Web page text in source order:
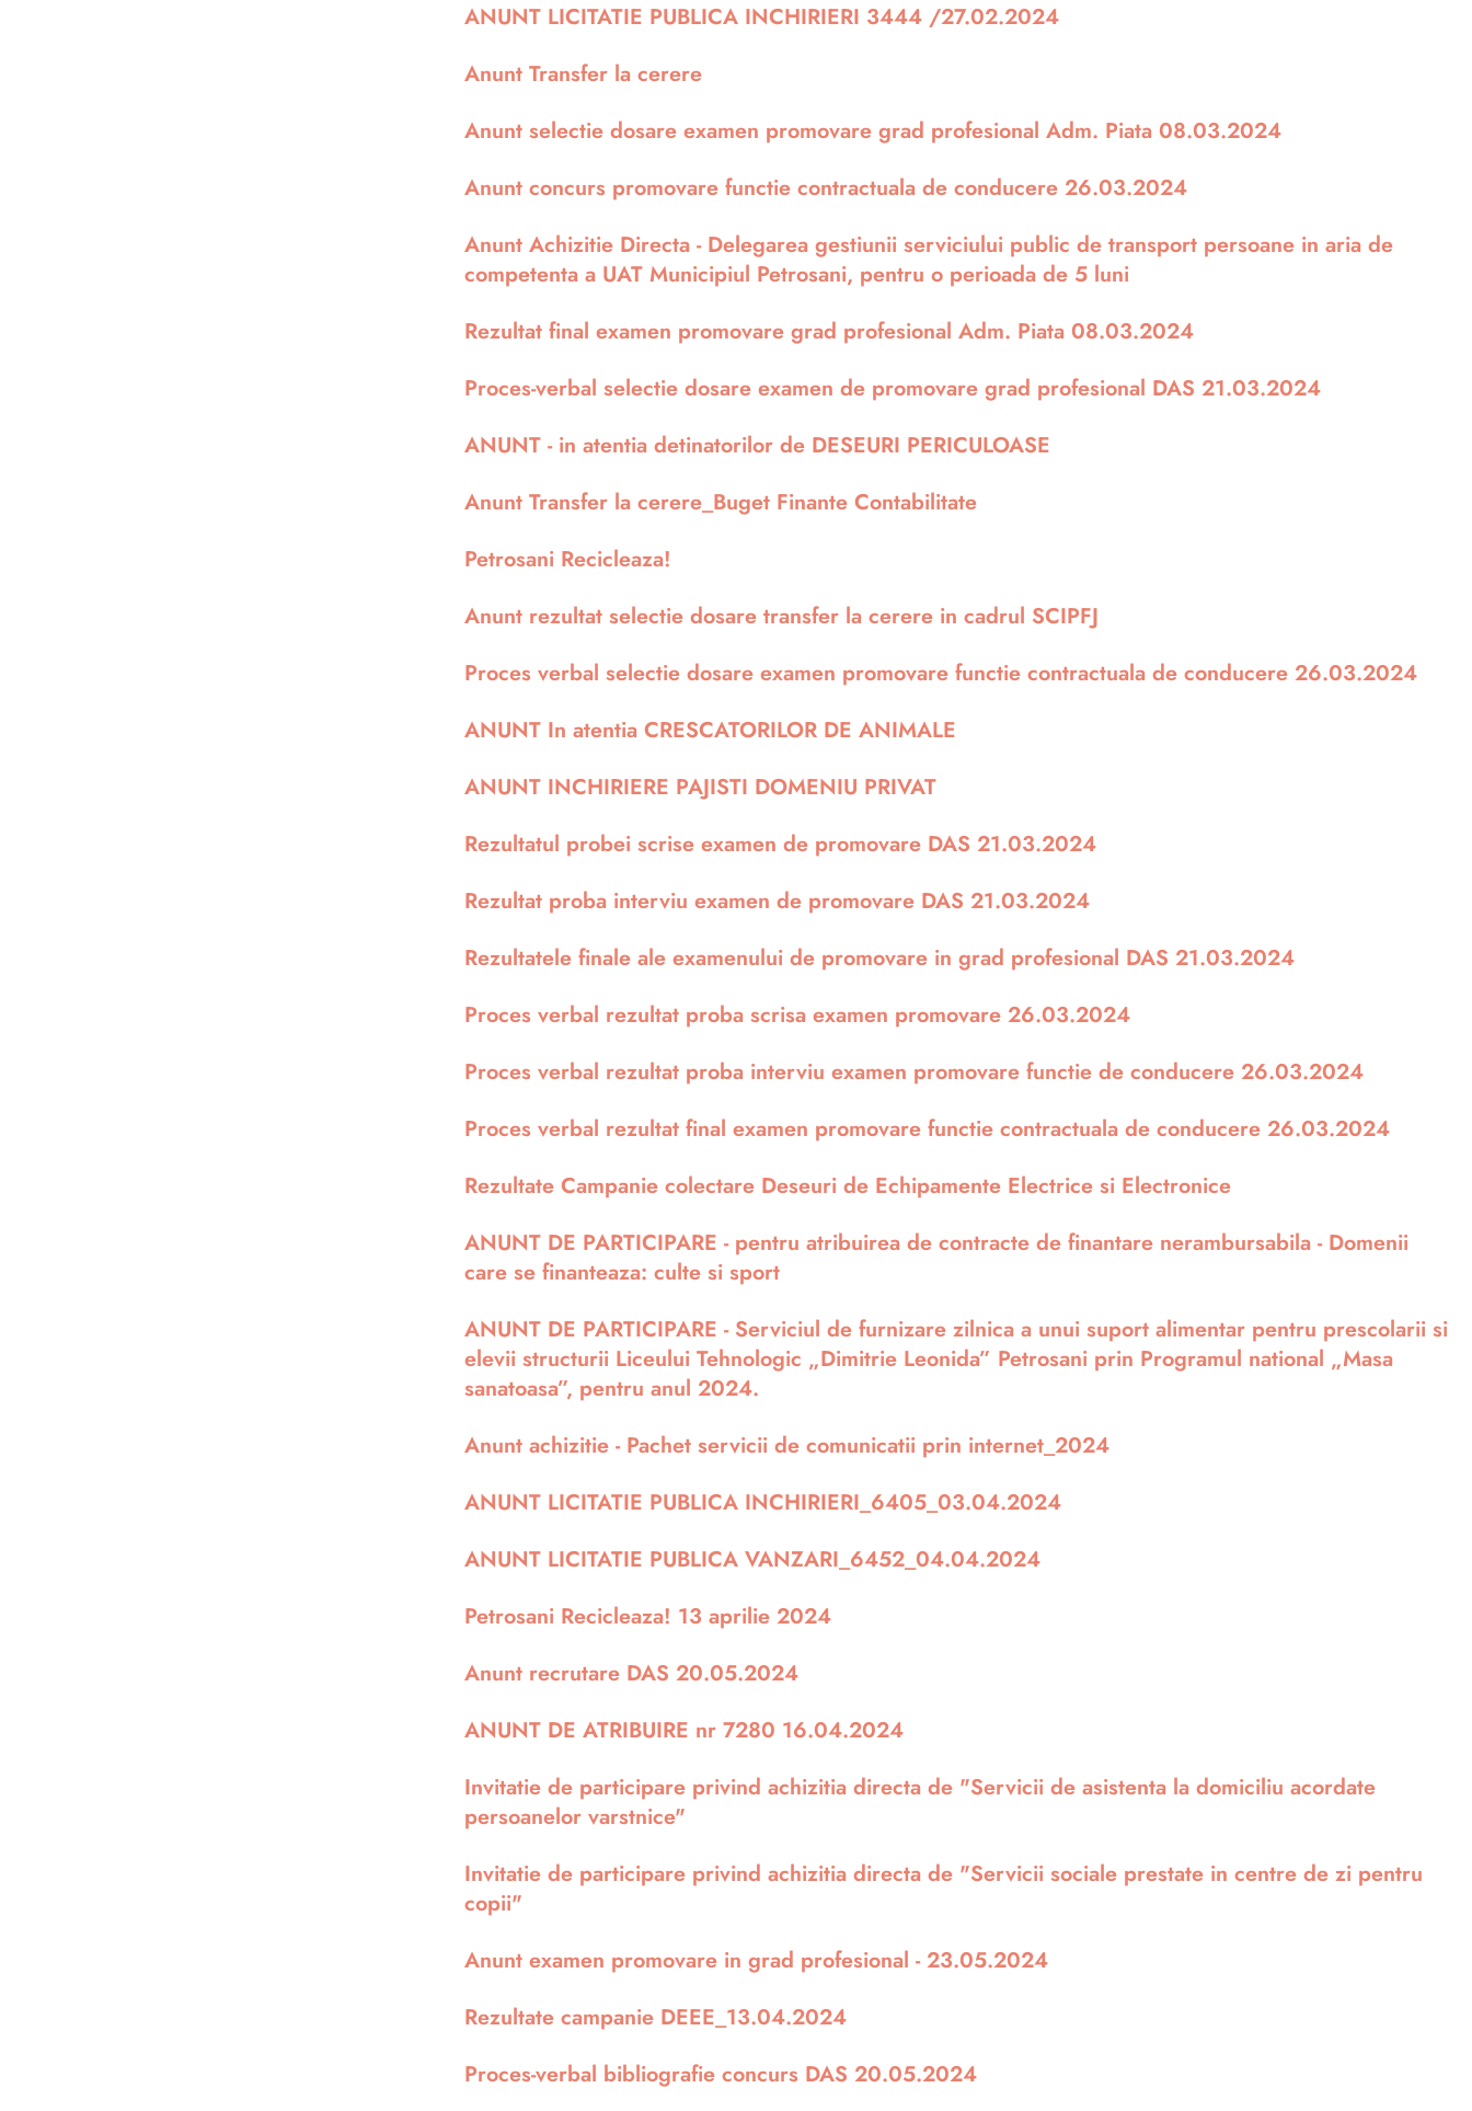
ANUNT LICITATIE PUBLICA INCHIRIERI 3444 /27.02.2024
Anunt Transfer la cerere
Anunt selectie dosare examen promovare grad profesional Adm. Piata 08.03.2024
Anunt concurs promovare functie contractuala de conducere 26.03.2024
Anunt Achizitie Directa - Delegarea gestiunii serviciului public de transport persoane in aria de
competenta a UAT Municipiul Petrosani, pentru o perioada de 5 luni
Rezultat final examen promovare grad profesional Adm. Piata 08.03.2024
Proces-verbal selectie dosare examen de promovare grad profesional DAS 21.03.2024
ANUNT - in atentia detinatorilor de DESEURI PERICULOASE
Anunt Transfer la cerere_Buget Finante Contabilitate
Petrosani Recicleaza!
Anunt rezultat selectie dosare transfer la cerere in cadrul SCIPFJ
Proces verbal selectie dosare examen promovare functie contractuala de conducere 26.03.2024
ANUNT In atentia CRESCATORILOR DE ANIMALE
ANUNT INCHIRIERE PAJISTI DOMENIU PRIVAT
Rezultatul probei scrise examen de promovare DAS 21.03.2024
Rezultat proba interviu examen de promovare DAS 21.03.2024
Rezultatele finale ale examenului de promovare in grad profesional DAS 21.03.2024
Proces verbal rezultat proba scrisa examen promovare 26.03.2024
Proces verbal rezultat proba interviu examen promovare functie de conducere 26.03.2024
Proces verbal rezultat final examen promovare functie contractuala de conducere 26.03.2024
Rezultate Campanie colectare Deseuri de Echipamente Electrice si Electronice
ANUNT DE PARTICIPARE - pentru atribuirea de contracte de finantare nerambursabila - Domenii
care se finanteaza: culte si sport
ANUNT DE PARTICIPARE - Serviciul de furnizare zilnica a unui suport alimentar pentru prescolarii si
elevii structurii Liceului Tehnologic „Dimitrie Leonida” Petrosani prin Programul national „Masa
sanatoasa”, pentru anul 2024.
Anunt achizitie - Pachet servicii de comunicatii prin internet_2024
ANUNT LICITATIE PUBLICA INCHIRIERI_6405_03.04.2024
ANUNT LICITATIE PUBLICA VANZARI_6452_04.04.2024
Petrosani Recicleaza! 13 aprilie 2024
Anunt recrutare DAS 20.05.2024
ANUNT DE ATRIBUIRE nr 7280 16.04.2024
Invitatie de participare privind achizitia directa de "Servicii de asistenta la domiciliu acordate
persoanelor varstnice"
Invitatie de participare privind achizitia directa de "Servicii sociale prestate in centre de zi pentru
copii"
Anunt examen promovare in grad profesional - 23.05.2024
Rezultate campanie DEEE_13.04.2024
Proces-verbal bibliografie concurs DAS 20.05.2024